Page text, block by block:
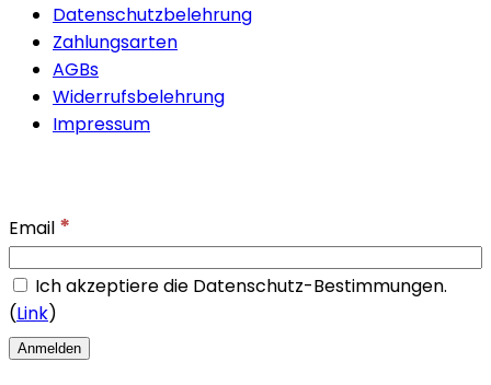
Datenschutzbelehrung
Zahlungsarten
AGBs
Widerrufsbelehrung
Impressum
Email *
Ich akzeptiere die Datenschutz-Bestimmungen.
(Link)